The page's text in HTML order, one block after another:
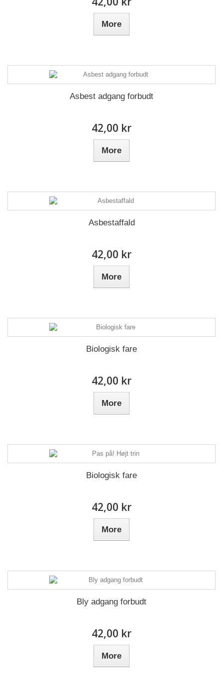
More
Asbest adgang forbudt
42,00 kr
More
Asbestaffald
42,00 kr
More
Biologisk fare
42,00 kr
More
Biologisk fare
42,00 kr
More
Bly adgang forbudt
42,00 kr
More